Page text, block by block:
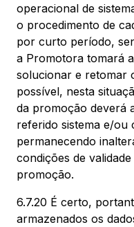
operacional de
o procedimento de
por curto período,
a Promotora tomará
solucionar e retomar
possível, nesta
da promoção deverá
referido sistema e/ou
permanecendo
condições de
promoção.
6.7.20 É certo,
armazenados os